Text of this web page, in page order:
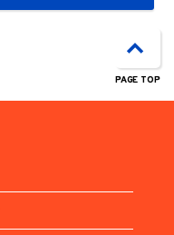
PAGE TOP